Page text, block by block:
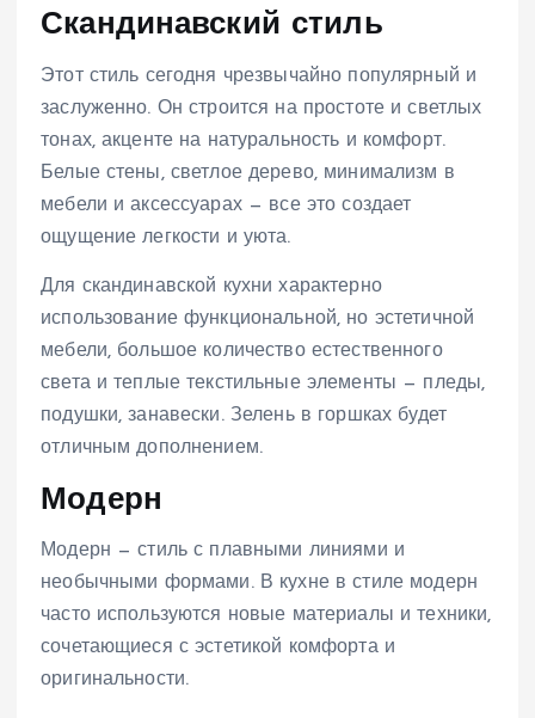
Скандинавский стиль
Этот стиль сегодня чрезвычайно популярный и
заслуженно. Он строится на простоте и светлых
тонах, акценте на натуральность и комфорт.
Белые стены, светлое дерево, минимализм в
мебели и аксессуарах — все это создает
ощущение легкости и уюта.
Для скандинавской кухни характерно
использование функциональной, но эстетичной
мебели, большое количество естественного
света и теплые текстильные элементы — пледы,
подушки, занавески. Зелень в горшках будет
отличным дополнением.
Модерн
Модерн — стиль с плавными линиями и
необычными формами. В кухне в стиле модерн
часто используются новые материалы и техники,
сочетающиеся с эстетикой комфорта и
оригинальности.